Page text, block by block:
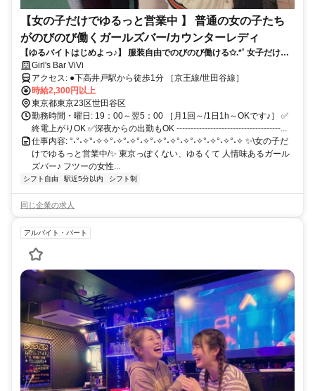
【女の子だけでゆるっと営業中 】 普通の女の子たち
がのびのび働くガールズバー/カウンターレディ
【ゆるバイトはじめよっ♪】 服装自由でのびのび働ける✩.*˚ 女子だけの
カジュアルGIRLS BAR✨ノルマなしでストレスフリー！
Girl's Bar ViVi
アクセス: ●下高井戸駅から徒歩1分 ［京王線/世田谷線］
時給2,300円以上
東京都東京23区世田谷区
勤務時間・曜日: 19：00～翌5：00 ［月1回～/1日1h～OKです♪］ ✅
終電上がりOK ✅深夜からの出勤もOK -------------------------------------...
仕事内容: °˖°˖✧°˖✧✧°˖✧°˖✧°˖✧°˖✧°˖✧°˖✧°˖✧°˖✧°˖✧°˖✧ ✨\女の子だ
けでゆるっと営業中/✨ 東京っぽくない、ゆるくて 人情味あるガール
ズバー♪ フツーの女性...
シフト自由 駅近5分以内 シフト制
同じ企業の求人
アルバイト・パート